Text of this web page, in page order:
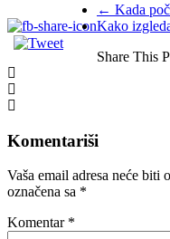
← Kada
Kako
Share This
Komentariši
Vaša email adresa neće biti
označena sa *
Komentar *